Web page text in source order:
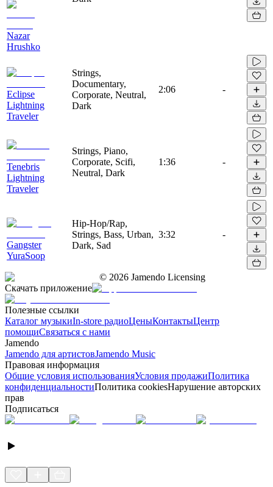
Nazar
Hrushko
Eclipse
Lightning
Traveler
Strings,
Documentary,
Corporate, Neutral,
Dark
2:06 -
Tenebris
Lightning
Traveler
Strings, Piano,
Corporate, Scifi,
Neutral, Dark
1:36 -
Gangster
YuraSoop
Hip-Hop/Rap,
Strings, Bass, Urban,
Dark, Sad
3:32 -
© 2026 Jamendo Licensing
Скачать приложение
Полезные ссылки
Каталог музыкиIn-store радиоЦеныКонтактыЦентр
помощиСвязаться с нами
Jamendo
Jamendo для артистовJamendo Music
Правовая информация
Общие условия использованияУсловия продажиПолитика
конфиденциальностиПолитика cookiesНарушение авторских
прав
Подписаться